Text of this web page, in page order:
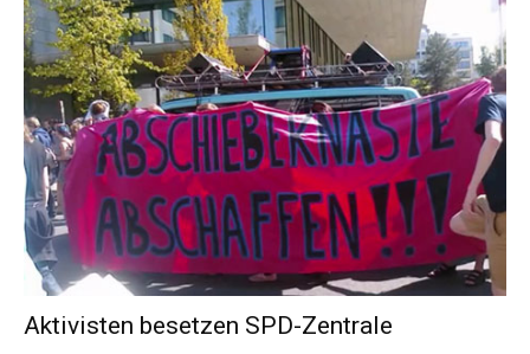
Aktivisten besetzen SPD-Zentrale